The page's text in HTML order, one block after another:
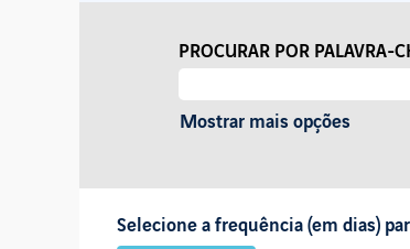
PROCURAR POR PALAVRA-
Mostrar mais opções
Selecione a frequência (em dias)